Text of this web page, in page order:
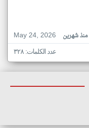
May 24, 2026
منذ شهرين
عدد الكلمات: ٣٢٨